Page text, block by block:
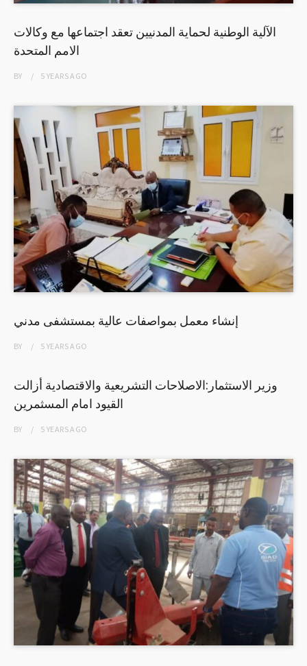
الآلية الوطنية لحماية المدنيين تعقد اجتماعها مع وكالات
الامم المتحدة
BY 5 YEARSAGO
إنشاء معمل بمواصفات عالية بمستشفى مدني
BY 5 YEARSAGO
وزير الاستثمار:الاصلاحات التشريعية والاقتصادية أزالت
القيود امام المسثمرين
BY 5 YEARSAGO